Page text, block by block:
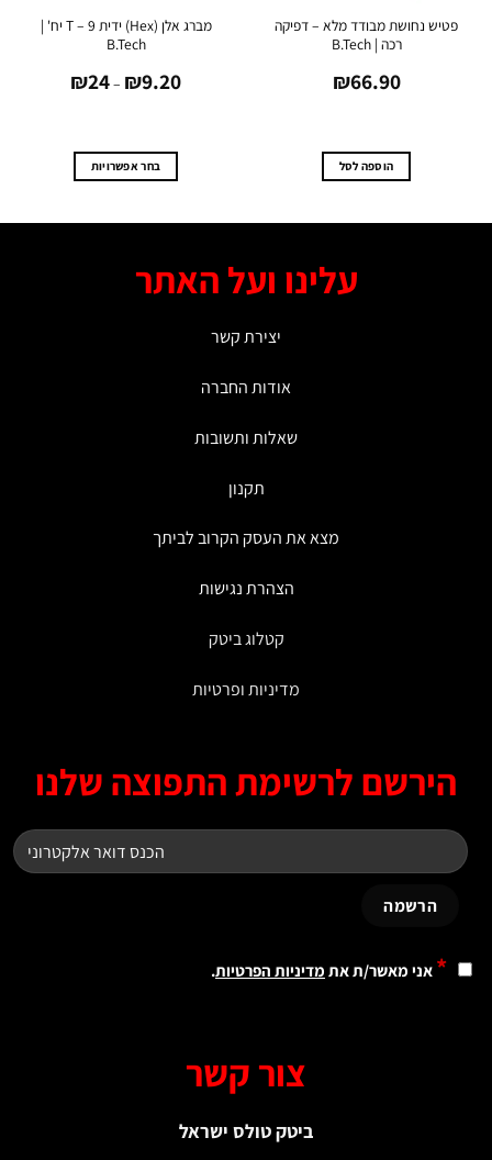
נחושת מבודד מלא – דפיקה
₪66.90
הוספה לסל
מברג אלן (Hex) ידית T – 9 יח' |
₪
–
₪24 מחירים:
בחר אפשרויות
סוגים. עלינו ועל האתר
יצירת קשר
אודות החברה
שאלות ותשובות
מצא את העסק הקרוב לביתך
הצהרת נגישות
קטלוג ביטק
מדיניות ופרטיות
לרשימת התפוצה שלנו
אני מאשר/ת אתמדיניות הפרטיות.
צור קשר
ביטק טולס ישראל